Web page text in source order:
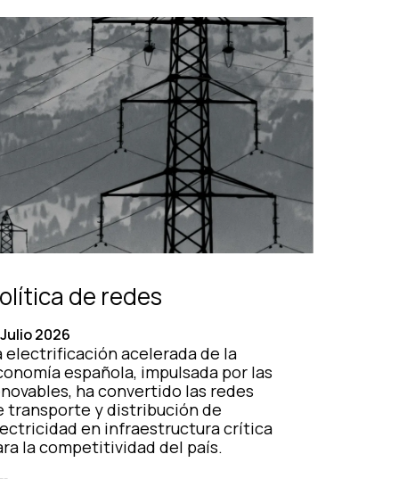
de redes
Julio 2026
electrificación acelerada de la
española, impulsada por las
ha convertido las redes
transporte y distribución de
en infraestructura crítica
la competitividad del país.